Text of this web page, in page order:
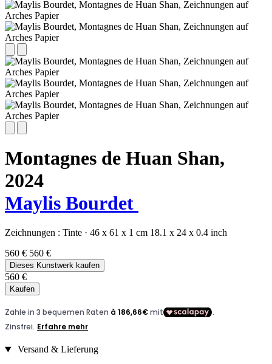
Montagnes de Huan Shan,
2024
Maylis Bourdet
Zeichnungen : Tinte · 46 x 61 x 1 cm 18.1 x 24 x 0.4 inch
560 € 560 €
Dieses Kunstwerk kaufen
560 €
Kaufen
Versand & Lieferung